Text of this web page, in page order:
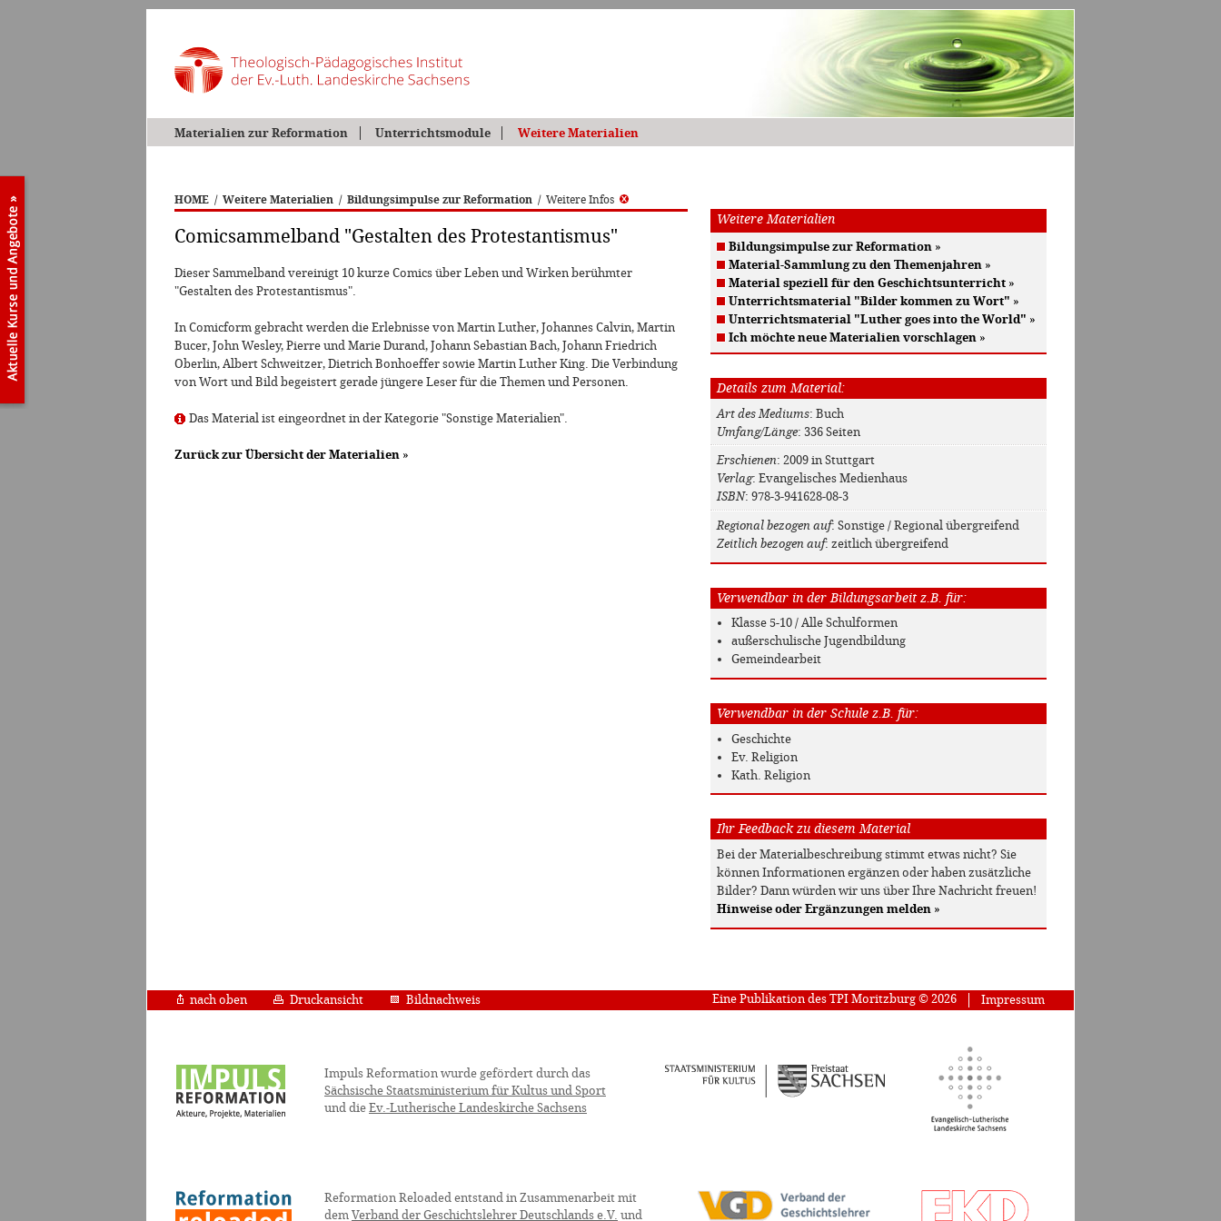
Materialien zur Reformation Unterrichtsmodule Weitere Materialien
HOME / Weitere Materialien / Bildungsimpulse zur Reformation / Weitere Infos
Comicsammelband "Gestalten des Protestantismus"
Dieser Sammelband vereinigt 10 kurze Comics über Leben und Wirken berühmter
"Gestalten des Protestantismus".
In Comicform gebracht werden die Erlebnisse von Martin Luther, Johannes Calvin, Martin
Bucer, John Wesley, Pierre und Marie Durand, Johann Sebastian Bach, Johann Friedrich
Oberlin, Albert Schweitzer, Dietrich Bonhoeffer sowie Martin Luther King. Die Verbindung
von Wort und Bild begeistert gerade jüngere Leser für die Themen und Personen.
Das Material ist eingeordnet in der Kategorie "Sonstige Materialien".
Zurück zur Übersicht der Materialien »
Weitere Materialien
Bildungsimpulse zur Reformation »
Material-Sammlung zu den Themenjahren »
Material speziell für den Geschichtsunterricht »
Unterrichtsmaterial "Bilder kommen zu Wort" »
Unterrichtsmaterial "Luther goes into the World" »
Ich möchte neue Materialien vorschlagen »
Details zum Material:
Art des Mediums: Buch
Umfang/Länge: 336 Seiten
Erschienen: 2009 in Stuttgart
Verlag: Evangelisches Medienhaus
ISBN: 978-3-941628-08-3
Regional bezogen auf: Sonstige / Regional übergreifend
Zeitlich bezogen auf: zeitlich übergreifend
Verwendbar in der Bildungsarbeit z.B. für:
Klasse 5-10 / Alle Schulformen
außerschulische Jugendbildung
Gemeindearbeit
Verwendbar in der Schule z.B. für:
Geschichte
Ev. Religion
Kath. Religion
Ihr Feedback zu diesem Material
Bei der Materialbeschreibung stimmt etwas nicht? Sie
können Informationen ergänzen oder haben zusätzliche
Bilder? Dann würden wir uns über Ihre Nachricht freuen!
Hinweise oder Ergänzungen melden »
Impressum
Eine Publikation des TPI Moritzburg © 2026
nach oben Druckansicht Bildnachweis
Impuls Reformation wurde gefördert durch das
Sächsische Staatsministerium für Kultus und Sport
und die Ev.-Lutherische Landeskirche Sachsens
Reformation Reloaded entstand in Zusammenarbeit mit
dem Verband der Geschichtslehrer Deutschlands e.V. und